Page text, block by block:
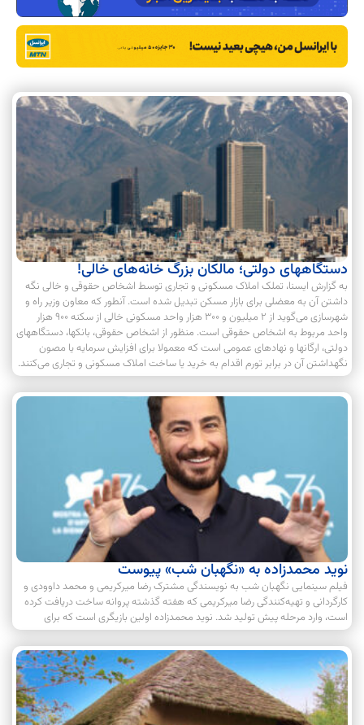
دستگاههای دولتی؛ مالکان بزرگ خانه‌های خالی!
به گزارش ایسنا، تملک املاک مسکونی و تجاری توسط اشخاص حقوقی و خالی نگه
داشتن آن به معضلی برای بازار مسکن تبدیل شده است. آنطور که معاون وزیر راه و
شهرسازی می‌گوید از ۲ میلیون و ۳۰۰ هزار واحد مسکونی خالی از سکنه ۹۰۰ هزار
واحد مربوط به اشخاص حقوقی است. منظور از اشخاص حقوقی، بانکها، دستگاههای
دولتی، ارگانها و نهادهای عمومی است که معمولا برای افزایش سرمایه یا مصون
نگهداشتن آن در برابر تورم اقدام به خرید یا ساخت املاک مسکونی و تجاری می‌کنند.
نوید محمدزاده به «نگهبان شب» پیوست
فیلم سینمایی نگهبان شب به نویسندگی مشترک رضا میرکریمی و محمد داوودی و
کارگردانی و تهیه‌کنندگی رضا میرکریمی که هفته گذشته پروانه ساخت دریافت کرده
است، وارد مرحله پیش تولید شد. نوید محمدزاده اولین بازیگری است که برای